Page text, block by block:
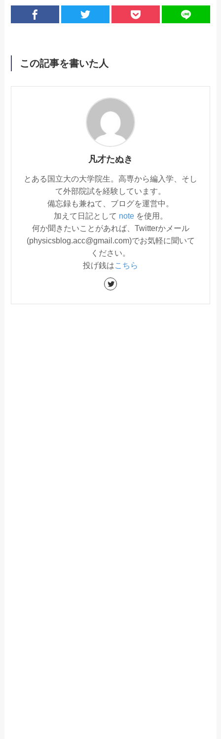
この記事を書いた人
凡才たぬき
とある国立大の大学院生。高専から編入学、そし
て外部院試を経験しています。
備忘録も兼ねて、ブログを運営中。
加えて日記として noteを使用。
何か聞きたいことがあれば、Twitterかメール
(physicsblog.acc@gmail.com)でお気軽に聞いて
ください。
投げ銭はこちら